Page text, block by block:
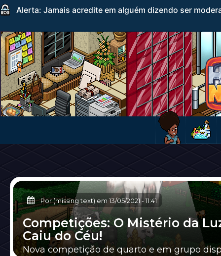
Alerta: Jamais acredite em alguém dizendo ser
Por (missing text) em 13/05/2021 -11:41
Competições: O Mistério da
Caiu do Céu!
Nova competição de quarto e em grupo